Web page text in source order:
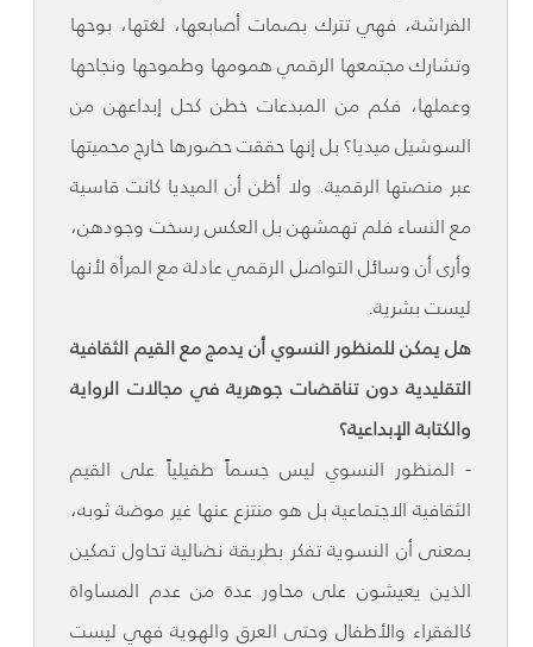
الفراشة، فهي تترك بصمات أصابعها، لغتها، بوحها
وتشارك مجتمعها الرقمي همومها وطموحها ونجاحها
وعملها، فكم من المبدعات خطن كحل إبداعهن من
السوشيل ميديا؟ بل إنها حققت حضورها خارج محميتها
عبر منصتها الرقمية. ولا أظن أن الميديا كانت قاسية
مع النساء فلم تهمشهن بل العكس رسخت وجودهن،
وأرى أن وسائل التواصل الرقمي عادلة مع المرأة لأنها
ليست بشرية.
هل يمكن للمنظور النسوي أن يدمج مع القيم الثقافية
التقليدية دون تناقضات جوهرية في مجالات الرواية
والكتابة الإبداعية؟
- المنظور النسوي ليس جسماً طفيلياً على القيم
الثقافية الاجتماعية بل هو منتزع عنها غير موضة ثوبه،
بمعنى أن النسوية تفكر بطريقة نضالية تحاول تمكين
الذين يعيشون على محاور عدة من عدم المساواة
كالفقراء والأطفال وحتى العرق والهوية فهي ليست